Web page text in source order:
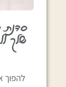
סדנת
להפוך